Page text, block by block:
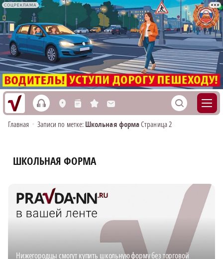
СОЦРЕКЛАМА
h L n s M S
Главная • Записи по метке: Школьная формаСтраница 2
ШКОЛЬНАЯ ФОРМА
Нижегородцы смогут купить школьную форму без торговой